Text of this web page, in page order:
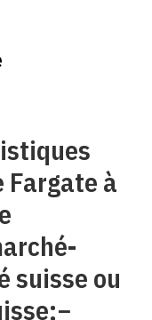
Fargate à
suisse ou